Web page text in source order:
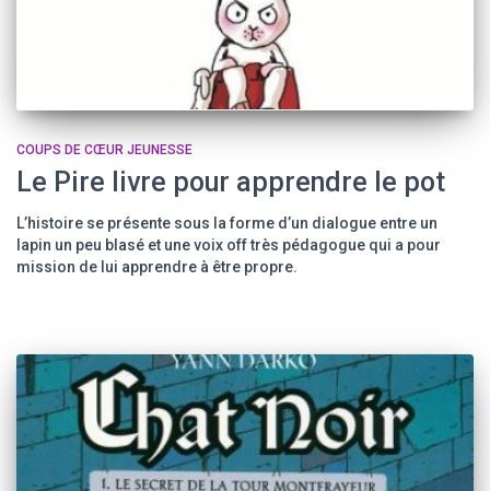
COUPS DE CŒUR JEUNESSE
Le Pire livre pour apprendre le pot
L’histoire se présente sous la forme d’un dialogue entre un
lapin un peu blasé et une voix off très pédagogue qui a pour
mission de lui apprendre à être propre.